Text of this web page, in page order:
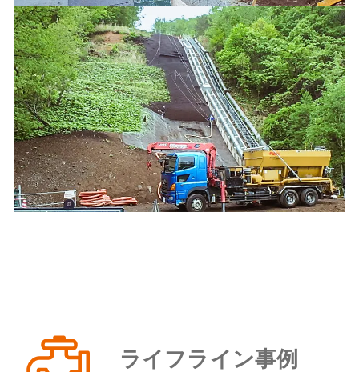
ライフライン事例